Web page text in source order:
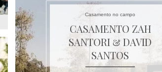
Casamento no campo
CASAMENTO ZAH
SANTORI & DAVID
SANTOS